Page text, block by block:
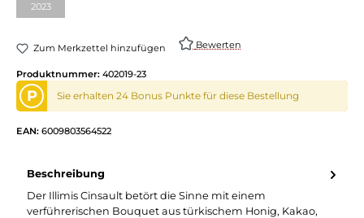
2023(Diese Option ist zurzeit nicht verfügbar.)
Zum Merkzettel hinzufügen Bewerten
Produktnummer: 402019-23
P Sie erhalten 24 Bonus Punkte für diese Bestellung
EAN: 6009803564522
Beschreibung
Der Illimis Cinsault betört die Sinne mit einem
verführerischen Bouquet aus türkischem Honig, Kakao,